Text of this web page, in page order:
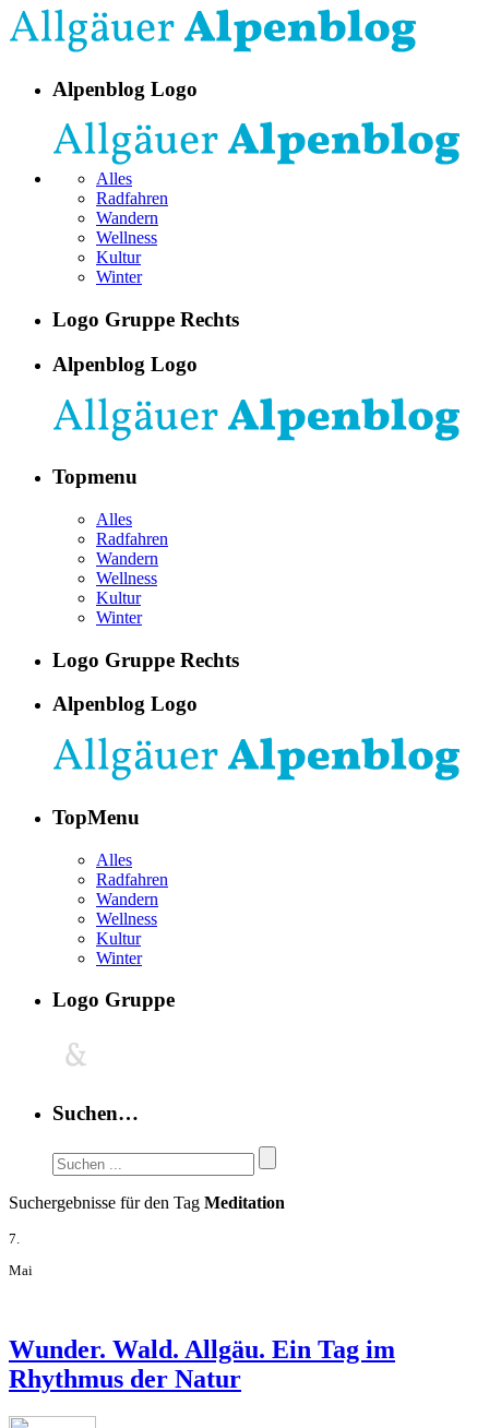
Alpenblog Logo
Alles
Radfahren
Wandern
Wellness
Kultur
Winter
Logo Gruppe Rechts
Alpenblog Logo
Topmenu
Alles
Radfahren
Wandern
Wellness
Kultur
Winter
Logo Gruppe Rechts
Alpenblog Logo
TopMenu
Alles
Radfahren
Wandern
Wellness
Kultur
Winter
Logo Gruppe
Suchen…
Suchergebnisse für den Tag Meditation
7.
Mai
Wunder. Wald. Allgäu. Ein Tag im
Rhythmus der Natur